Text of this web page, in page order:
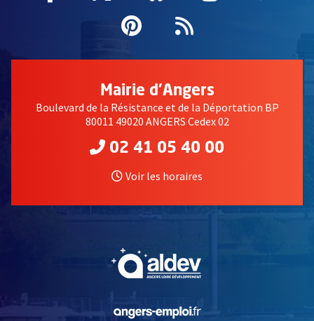
Pinterest
, Ouvre une
Flux RSS
Mairie d'Angers
Boulevard de la Résistance et de la Déportation BP
80011 49020 ANGERS Cedex 02
02 41 05 40 00
Voir les horaires